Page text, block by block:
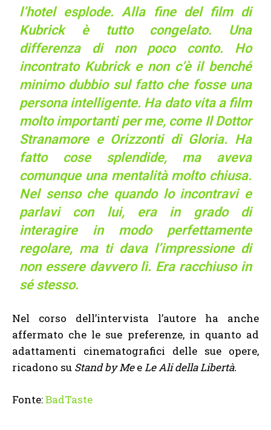
l’hotel esplode. Alla fine del film di
Kubrick è tutto congelato. Una
differenza di non poco conto. Ho
incontrato Kubrick e non c’è il benché
minimo dubbio sul fatto che fosse una
persona intelligente. Ha dato vita a film
molto importanti per me, come Il Dottor
Stranamore e Orizzonti di Gloria. Ha
fatto cose splendide, ma aveva
comunque una mentalità molto chiusa.
Nel senso che quando lo incontravi e
parlavi con lui, era in grado di
interagire in modo perfettamente
regolare, ma ti dava l’impressione di
non essere davvero lì. Era racchiuso in
sé stesso.
Nel corso dell’intervista l’autore ha anche
affermato che le sue preferenze, in quanto ad
adattamenti cinematografici delle sue opere,
ricadono su Stand by MeeLe Ali della Libertà.
Fonte:BadTaste